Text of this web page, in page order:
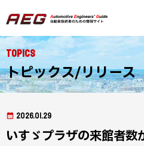
Topics
トピックス/リリース
2026.01.29
いすゞプラザの来館者